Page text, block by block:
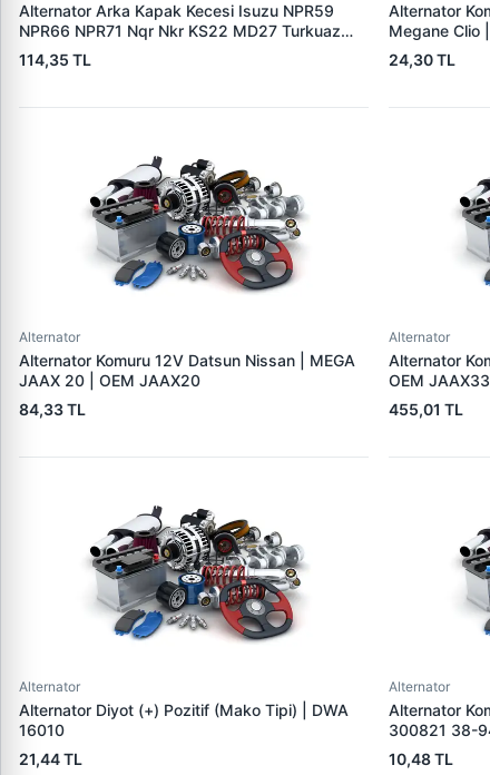
Alternator Arka Kapak Kecesi Isuzu NPR59
NPR66 NPR71 Nqr Nkr KS22 MD27 Turkuaz
15×32×7.5 | CDF 88310 | OEM SKT 040725
114,35 TL
Alternator
Megane Clio
24,30 TL
Alternator
Alternator Komuru 12V Datsun Nissan | MEGA
JAAX 20 | OEM JAAX20
84,33 TL
Alternator
Alternator
OEM JAAX33
455,01 TL
Alternator
Alternator Diyot (+) Pozitif (Mako Tipi) | DWA
16010
21,44 TL
Alternator
Alternator
300821 38-
10,48 TL